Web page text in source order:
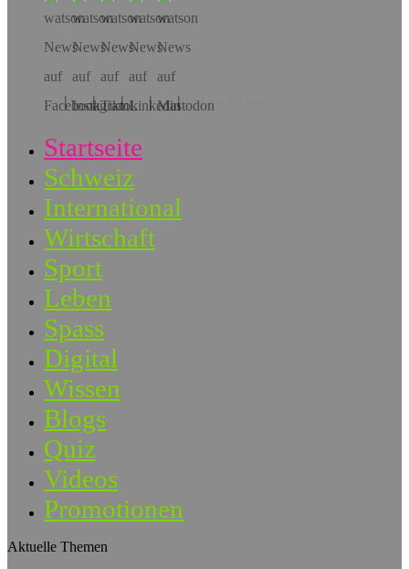
Hol dir die App!
Startseite
Schweiz
International
Wirtschaft
Sport
Leben
Spass
Digital
Wissen
Blogs
Quiz
Videos
Promotionen
Aktuelle Themen